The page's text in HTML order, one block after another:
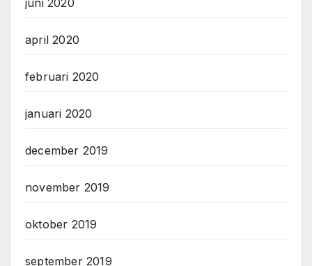
juni 2020
april 2020
februari 2020
januari 2020
december 2019
november 2019
oktober 2019
september 2019